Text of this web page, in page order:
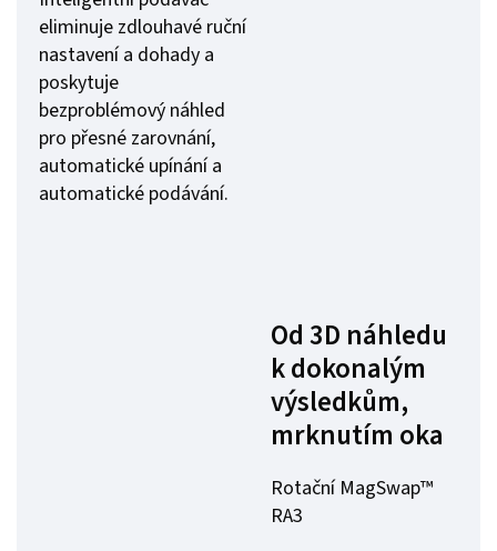
eliminuje zdlouhavé ruční
nastavení a dohady a
poskytuje
bezproblémový náhled
pro přesné zarovnání,
automatické upínání a
automatické podávání.
Od 3D náhledu
k dokonalým
výsledkům,
mrknutím oka
Rotační MagSwap™
RA3